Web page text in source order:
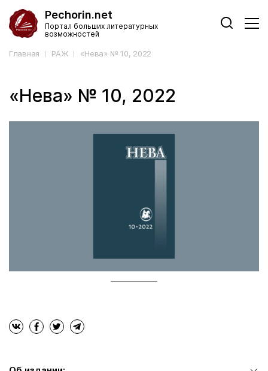
Pechorin.net
Портал больших литературных
возможностей
Главная РАЖ «Нева» № 10, 2022
«Нева» № 10, 2022